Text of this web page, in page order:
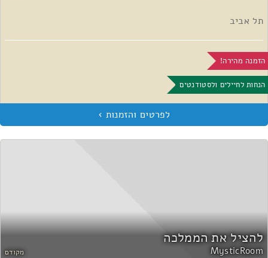
תל אביב
הזמנה מהירה!
הנחות לחיילים ולסטודנטים
להציל את הממלכה
MysticRoom מקודם